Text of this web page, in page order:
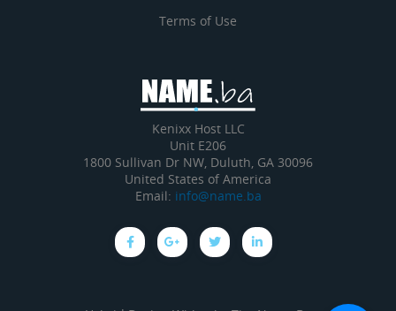
Terms of Use
Kenixx Host LLC
Unit E206
1800 Sullivan Dr NW, Duluth, GA 30096
United States of America
Email: info@name.ba